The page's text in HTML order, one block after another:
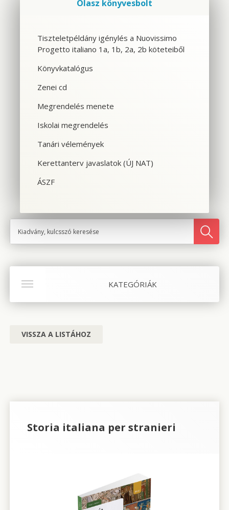
CSOPORTOS NYELVTANFOLYAM
SPANYOL TANFOLYAM OLASZOSOKNAK
CILS NYELVVIZSGA
SZINTFELMÉRÉS
KATEGÓRIÁK
VISSZA A LISTÁHOZ
Storia italiana per stranieri
Olasz könyvesbolt
Tiszteletpéldány igénylés a Nuovissimo
Progetto italiano 1a, 1b, 2a, 2b köteteiből
Könyvkatalógus
Zenei cd
Megrendelés menete
Iskolai megrendelés
Tanári vélemények
Kerettanterv javaslatok (ÚJ NAT)
ÁSZF